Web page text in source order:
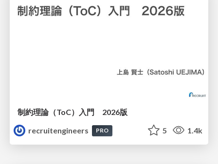
制約理論（ToC）入門 2026版
recruitengineers
PRO 5 1.4k